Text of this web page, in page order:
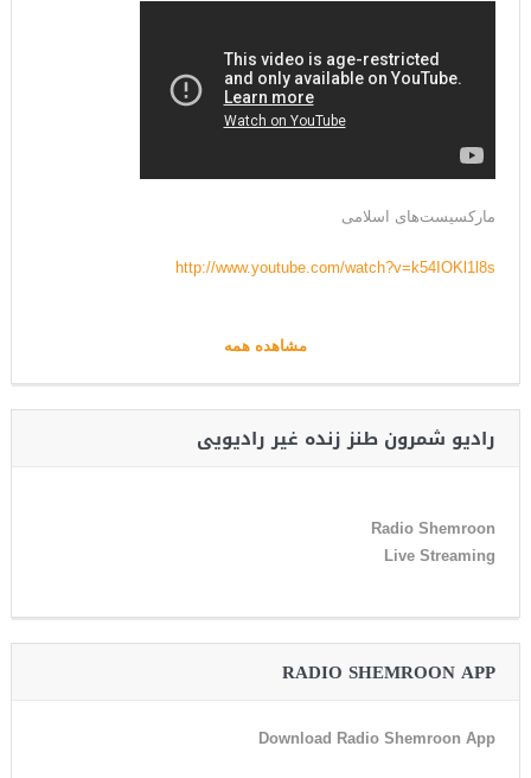
مارکسیست‌های اسلامی
http://www.youtube.com/watch?v=k54IOKl1l8s
مشاهده همه
رادیو شمرون طنز زنده غیر رادیویی
Radio Shemroon
Live Streaming
RADIO SHEMROON APP
Download Radio Shemroon App